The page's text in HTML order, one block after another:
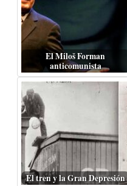
El Miloš Forman
anticomunista
El tren y la Gran Depresión